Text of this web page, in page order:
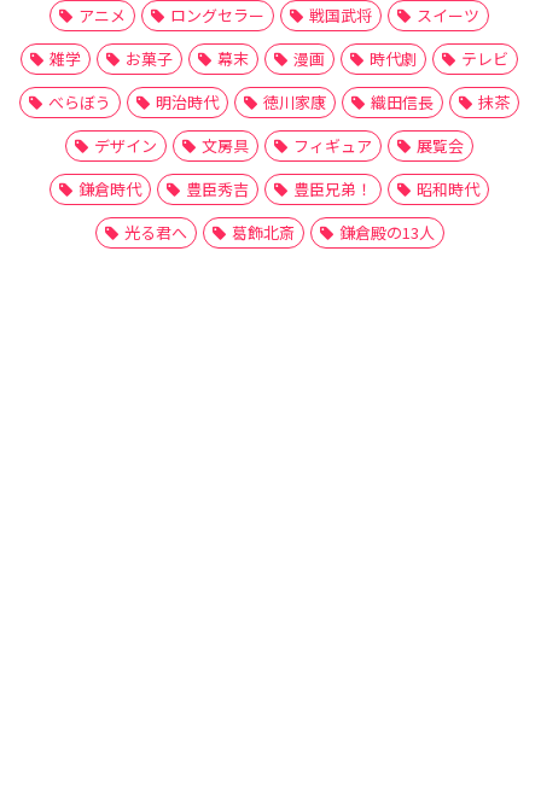
アニメ
ロングセラー 戦国武将
スイーツ
雑学
お菓子 幕末 漫画 時代劇
テレビ
べらぼう
明治時代 徳川家康 織田信長
抹茶
デザイン
文房具 フィギュア
展覧会
鎌倉時代
豊臣秀吉 豊臣兄弟！
昭和時代
光る君へ
葛飾北斎 鎌倉殿の13人